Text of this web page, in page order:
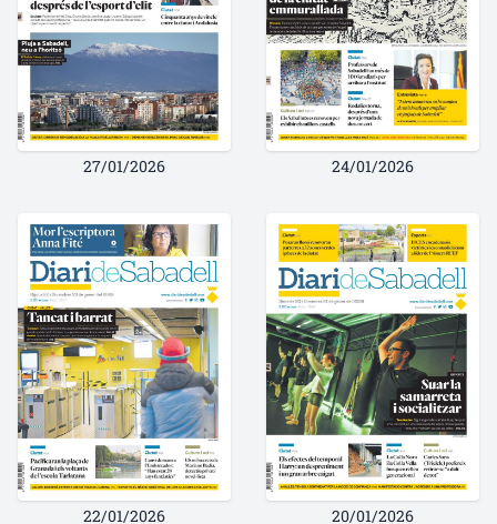
27/01/2026 24/01/2026
22/01/2026 20/01/2026